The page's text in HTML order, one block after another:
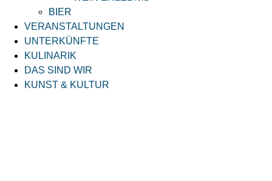
BIER
VERANSTALTUNGEN
UNTERKÜNFTE
KULINARIK
DAS SIND WIR
KUNST & KULTUR